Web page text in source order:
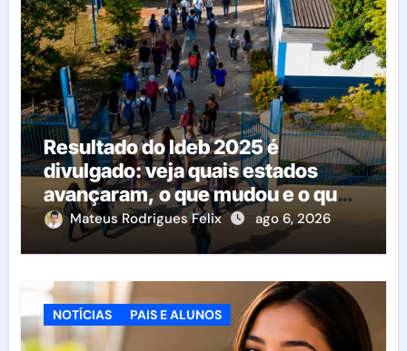
Resultado do Ideb 2025 é
divulgado: veja quais estados
avançaram, o que mudou e o que
esperar da educação brasileira
Mateus Rodrigues Felix ago 6, 2026
NOTÍCIAS PAIS E ALUNOS